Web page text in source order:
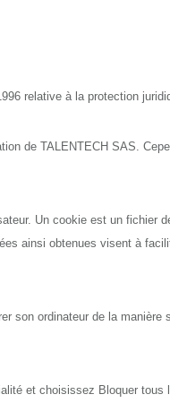
relative à la protection
de TALENTECH SAS.
Un cookie est un fichier
ainsi obtenues visent à
son ordinateur de la manière
et choisissez Bloquer